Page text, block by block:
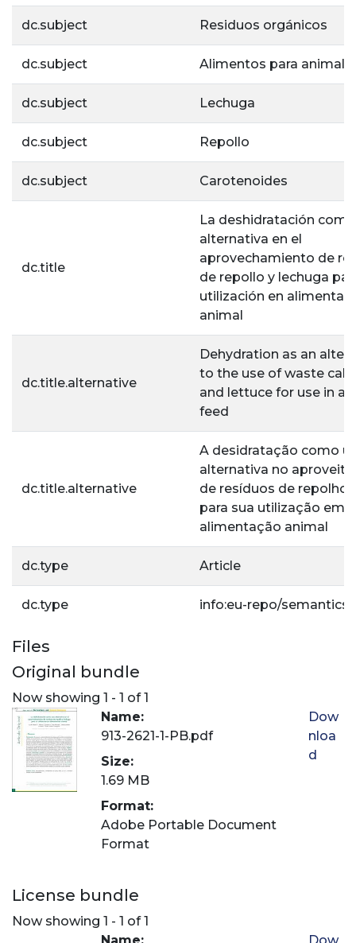
dc.subject Residuos orgánicos
dc.subject Alimentos para
dc.subject Lechuga
dc.subject Repollo
dc.subject Carotenoides
dc.title
La deshidratación
alternativa en el
aprovechamiento de
de repollo y lechuga
utilización en
animal
dc.title.alternative
Dehydration as an
to the use of waste
and lettuce for use in
feed
dc.title.alternative
A desidratação como
alternativa no
de resíduos de repolho
para sua utilização em
alimentação animal
dc.type Article
dc.type info:eu-repo/
Files
Original bundle
Now showing 1 - 1 of 1
Name:
913-2621-1-PB.pdf
Size:
1.69 MB
Format:
Adobe Portable Document
Format
Dow
nloa
d
License bundle
Now showing 1 - 1 of 1
Name:
Dow